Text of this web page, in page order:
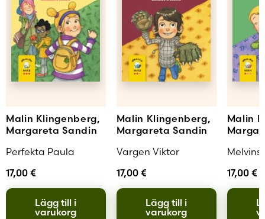
Malin Klingenberg,
Margareta Sandin
Perfekta Paula
17,00 €
Lägg till i
varukorg
Malin Klingenberg,
Margareta Sandin
Vargen Viktor
17,00 €
Lägg till i
varukorg
Malin
Melvins
17,00 €